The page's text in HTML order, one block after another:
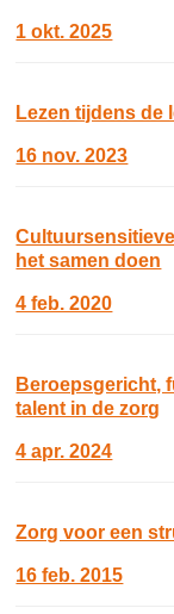
1 okt. 2025
Lezen tijdens de
16 nov. 2023
het samen doen
4 feb. 2020
Beroepsgericht,
talent in de zorg
4 apr. 2024
Zorg voor een
16 feb. 2015